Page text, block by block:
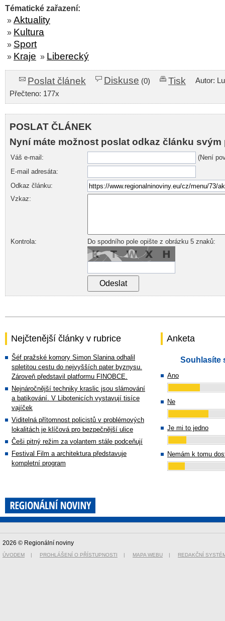
Tématické zařazení:
» Aktuality
» Kultura
» Sport
» Kraje » Liberecký
Poslat článek Diskuse (0) Tisk
Autor:
Přečteno: 177x
POSLAT ČLÁNEK
Nyní máte možnost poslat odkaz článku svým
Váš e-mail:
(Není
E-mail adresáta:
Odkaz článku:
Vzkaz:
Kontrola: Do spodního pole opište z obrázku 5 znaků:
Nejčtenější články v rubrice
Šéf pražské komory Simon Slanina odhalil
spletitou cestu do nejvyšších pater byznysu.
Zároveň představil platformu FINOBCE.
Nejnáročnější techniky kraslic jsou slámování
a batikování. V Libotenicích vystavují tisíce
vajíček
Viditelná přítomnost policistů v problémových
lokalitách je klíčová pro bezpečnější ulice
Češi pitný režim za volantem stále podceňují
Festival Film a architektura představuje
kompletní program
Anketa
Souhlasíte
Ano
Ne
Je mi to jedno
Nemám k tomu
2026 © Regionální noviny
ÚVODEM | PROHLÁŠENÍ O PŘÍSTUPNOSTI | MAPA WEBU | REDAKČNÍ